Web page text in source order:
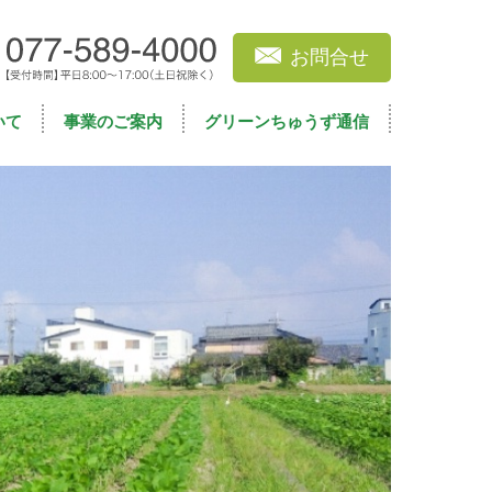
お問合せ
て 事業のご案内 グリーンちゅうず通信